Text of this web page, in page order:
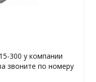
300 у компании
звоните по номеру